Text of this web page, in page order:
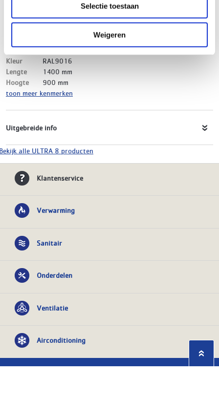
Selectie toestaan
Weigeren
Paneelradiator
Serie
ULTRA 8 Vlak
Materiaal
Staal
Kleur
RAL9016
Lengte
1400 mm
Hoogte
900 mm
toon meer kenmerken
Uitgebreide info
alle ULTRA 8 producten
Klantenservice
Verwarming
Sanitair
Onderdelen
Ventilatie
Airconditioning